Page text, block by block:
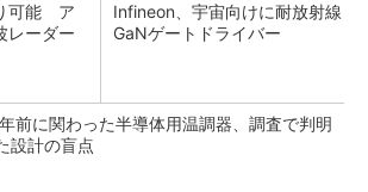
可能 ア
レーダー
Infineon、宇宙向けに耐放射線
GaNゲートドライバー
前に関わった半導体用温調器、調査で判明
設計の盲点